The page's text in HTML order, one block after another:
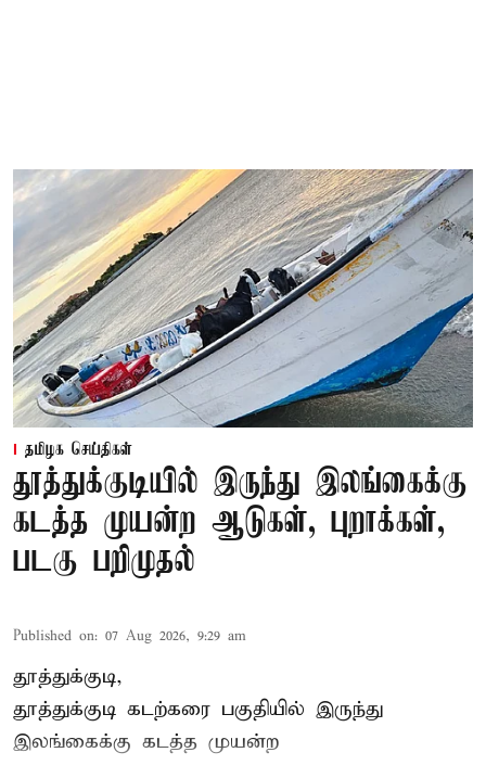
தமிழக செய்திகள்
தூத்துக்குடியில் இருந்து இலங்கைக்கு
கடத்த முயன்ற ஆடுகள், புறாக்கள்,
படகு பறிமுதல்
Published on: 07 Aug 2026, 9:29 am
தூத்துக்குடி,
தூத்துக்குடி கடற்கரை பகுதியில் இருந்து
இலங்கைக்கு கடத்த முயன்ற